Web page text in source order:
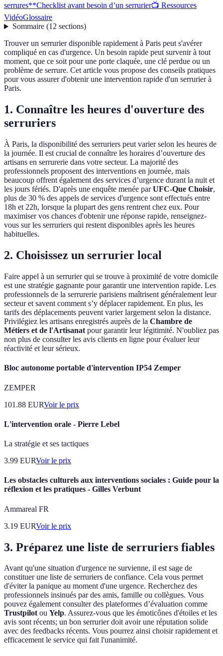
serrures**Checklist avant besoin d’un serrurier📺 Ressources
VidéoGlossaire
Sommaire(12 sections)
Trouver un serrurier disponible rapidement à Paris peut s'avérer
compliqué en cas d'urgence. Un besoin rapide peut survenir à tout
moment, que ce soit pour une porte claquée, une clé perdue ou un
problème de serrure. Cet article vous propose des conseils pratiques
pour vous assurer d'obtenir une intervention rapide d'un serrurier à
Paris.
1. Connaître les heures d'ouverture des
serruriers
À Paris, la disponibilité des serruriers peut varier selon les heures de
la journée. Il est crucial de connaître les horaires d’ouverture des
artisans en serrurerie dans votre secteur. La majorité des
professionnels proposent des interventions en journée, mais
beaucoup offrent également des services d’urgence durant la nuit et
les jours fériés. D'après une enquête menée parUFC-Que Choisir,
plus de 30 % des appels de services d'urgence sont effectués entre
18h et 22h, lorsque la plupart des gens rentrent chez eux. Pour
maximiser vos chances d'obtenir une réponse rapide, renseignez-
vous sur les serruriers qui restent disponibles après les heures
habituelles.
2. Choisissez un serrurier local
Faire appel à un serrurier qui se trouve à proximité de votre domicile
est une stratégie gagnante pour garantir une intervention rapide. Les
professionnels de la serrurerie parisiens maîtrisent généralement leur
secteur et savent comment s’y déplacer rapidement. En plus, les
tarifs des déplacements peuvent varier largement selon la distance.
Privilégiez les artisans enregistrés auprès de la Chambre de
Métiers et de l'Artisanat pour garantir leur légitimité. N'oubliez pas
non plus de consulter les avis clients en ligne pour évaluer leur
réactivité et leur sérieux.
Bloc autonome portable d'intervention IP54 Zemper
ZEMPER
101.88 EURVoir le prix
L'intervention orale - Pierre Lebel
La stratégie et ses tactiques
3.99 EURVoir le prix
Les obstacles culturels aux interventions sociales : Guide pour la
réflexion et les pratiques - Gilles Verbunt
Ammareal FR
3.19 EURVoir le prix
3. Préparez une liste de serruriers fiables
Avant qu'une situation d'urgence ne survienne, il est sage de
constituer une liste de serruriers de confiance. Cela vous permet
d'éviter la panique au moment d'une urgence. Recherchez des
professionnels insinués par des amis, famille ou collègues. Vous
pouvez également consulter des plateformes d’évaluation comme
Trustpilotou Yelp. Assurez-vous que les émoticônes d'étoiles et les
avis sont récents; un bon serrurier doit avoir une réputation solide
avec des feedbacks récents. Vous pourrez ainsi choisir rapidement et
efficacement le service qui fait l'unanimité.